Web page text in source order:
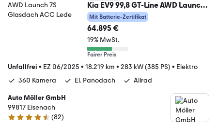
Kia EV9 99,8 GT-Line AWD Launch
7S Glasdach ACC Lede
Mit Batterie-Zertifikat
64.895 €
19% MwSt.
Fairer Preis
Unfallfrei • EZ 06/2025 • 18.219 km • 283 kW (385 PS) • Elektro
360 Kamera
El. Panodach Allrad
Auto Möller GmbH
99817 Eisenach
4.7 Sterne
(82)